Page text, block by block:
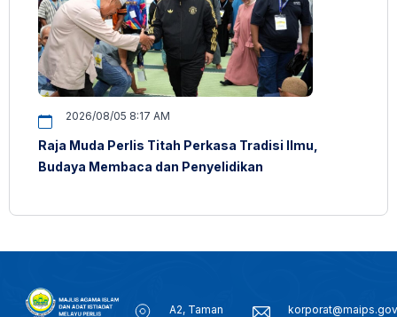
2026/08/05 8:17 AM
Raja Muda Perlis Titah Perkasa Tradisi Ilmu,
Budaya Membaca dan Penyelidikan
A2, Taman